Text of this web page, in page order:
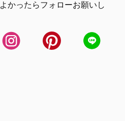
よかったらフォローお願いし